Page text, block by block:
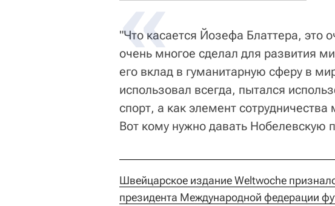
"Что касается Йозефа Блаттера, это
очень многое сделал для развития
его вклад в гуманитарную сферу в
использовал всегда, пытался
спорт, а как элемент
Вот кому нужно давать
Швейцарское издание Weltwoche
президента Международной федерации